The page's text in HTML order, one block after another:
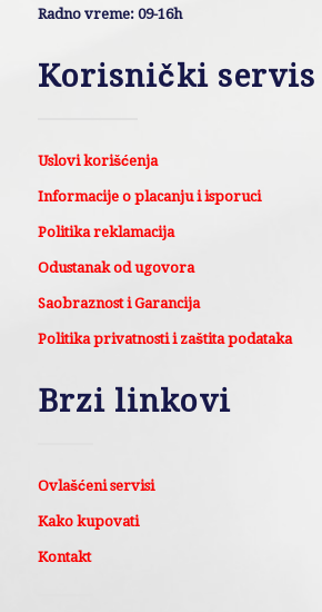
Radno vreme: 09-16h
Korisnički servis
Uslovi korišćenja
Informacije o placanju i isporuci
Politika reklamacija
Odustanak od ugovora
Saobraznost i Garancija
Politika privatnosti i zaštita podataka
Brzi linkovi
Ovlašćeni servisi
Kako kupovati
Kontakt